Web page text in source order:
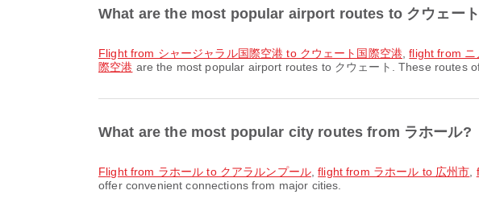
What are the most popular airport routes to クウェー
flight from シャージャラル国際空港 to クウェート国際空港 ,flight from ニ
際空港 are the most popular airport routes to クウェート. These routes
What are the most popular city routes from ラホール?
flight from ラホール to クアラルンプール,flight from ラホール to 広州市
offer convenient connections from major cities.